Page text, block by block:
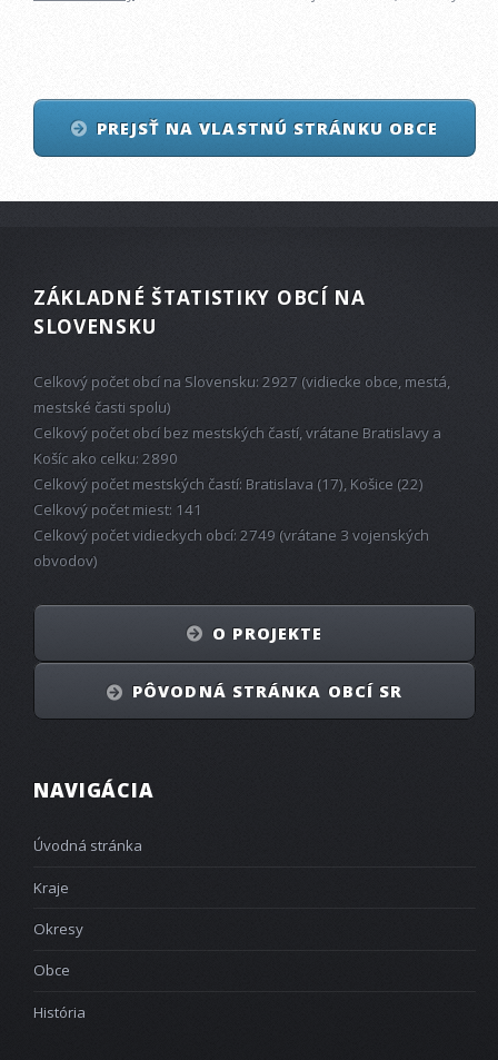
PREJSŤ NA VLASTNÚ STRÁNKU OBCE
NAVIGÁCIA
Úvodná stránka
Kraje
Okresy
Obce
História
ZÁKLADNÉ ŠTATISTIKY OBCÍ NA
SLOVENSKU
Celkový počet obcí na Slovensku: 2927 (vidiecke obce, mestá,
mestské časti spolu)
Celkový počet obcí bez mestských častí, vrátane Bratislavy a
Košíc ako celku: 2890
Celkový počet mestských častí: Bratislava (17), Košice (22)
Celkový počet miest: 141
Celkový počet vidieckych obcí: 2749 (vrátane 3 vojenských
obvodov)
O PROJEKTE
PÔVODNÁ STRÁNKA OBCÍ SR